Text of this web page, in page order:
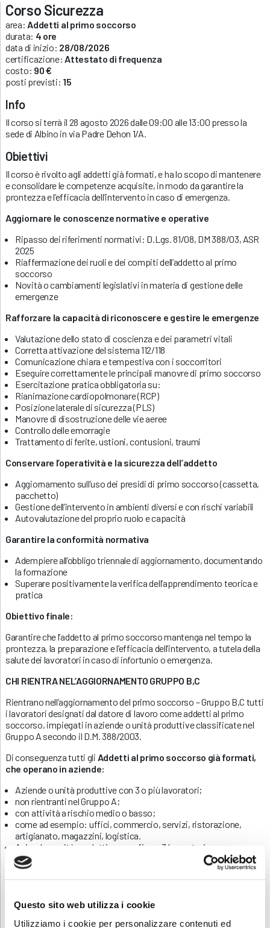
Questo sito web utilizza i cookie
Utilizziamo i cookie per personalizzare contenuti ed
Corso Sicurezza
area: Addetti al primo soccorso
durata: 4 ore
data di inizio: 28/08/2026
certificazione: Attestato di frequenza
costo: 90 €
posti previsti: 15
Info
Il corso si terrà il 28 agosto 2026 dalle 09:00 alle 13:00 presso la
sede di Albino in via Padre Dehon 1/A.
Obiettivi
Il corso è rivolto agli addetti già formati, e ha lo scopo di mantenere
e consolidare le competenze acquisite, in modo da garantire la
prontezza e l’efficacia dell’intervento in caso di emergenza.
Aggiornare le conoscenze normative e operative
Ripasso dei riferimenti normativi: D.Lgs. 81/08, DM 388/03, ASR
2025
Riaffermazione dei ruoli e dei compiti dell’addetto al primo
soccorso
Novità o cambiamenti legislativi in materia di gestione delle
emergenze
Rafforzare la capacità di riconoscere e gestire le emergenze
Valutazione dello stato di coscienza e dei parametri vitali
Corretta attivazione del sistema 112/118
Comunicazione chiara e tempestiva con i soccorritori
Eseguire correttamente le principali manovre di primo soccorso
Esercitazione pratica obbligatoria su:
Rianimazione cardiopolmonare (RCP)
Posizione laterale di sicurezza (PLS)
Manovre di disostruzione delle vie aeree
Controllo delle emorragie
Trattamento di ferite, ustioni, contusioni, traumi
Conservare l’operatività e la sicurezza dell’addetto
Aggiornamento sull’uso dei presidi di primo soccorso (cassetta,
pacchetto)
Gestione dell’intervento in ambienti diversi e con rischi variabili
Autovalutazione del proprio ruolo e capacità
Garantire la conformità normativa
Adempiere all’obbligo triennale di aggiornamento, documentando
la formazione
Superare positivamente la verifica dell’apprendimento teorica e
pratica
Obiettivo finale:
Garantire che l’addetto al primo soccorso mantenga nel tempo la
prontezza, la preparazione e l’efficacia dell’intervento, a tutela della
salute dei lavoratori in caso di infortunio o emergenza.
CHI RIENTRA NEL’AGGIORNAMENTO GRUPPO B,C
Rientrano nell’aggiornamento del primo soccorso – Gruppo B,C tutti
i lavoratori designati dal datore di lavoro come addetti al primo
soccorso, impiegati in aziende o unità produttive classificate nel
Gruppo A secondo il D.M. 388/2003.
Di conseguenza tutti gli Addetti al primo soccorso già formati,
che operano in aziende:
Aziende o unità produttive con 3 o più lavoratori;
non rientranti nel Gruppo A;
con attività a rischio medio o basso;
come ad esempio: uffici, commercio, servizi, ristorazione,
artigianato, magazzini, logistica.
Aziende o unità produttive: con fino a 3 lavoratori;
attività a basso rischio infortunistico;
come: piccoli negozi, studi professionali, microimprese
familiari, piccole realtà agricole.
Aggiornamento obbligatorio ogni 3 anni della durata di
Per i lavoratori stranieri, è necessarioverificare la